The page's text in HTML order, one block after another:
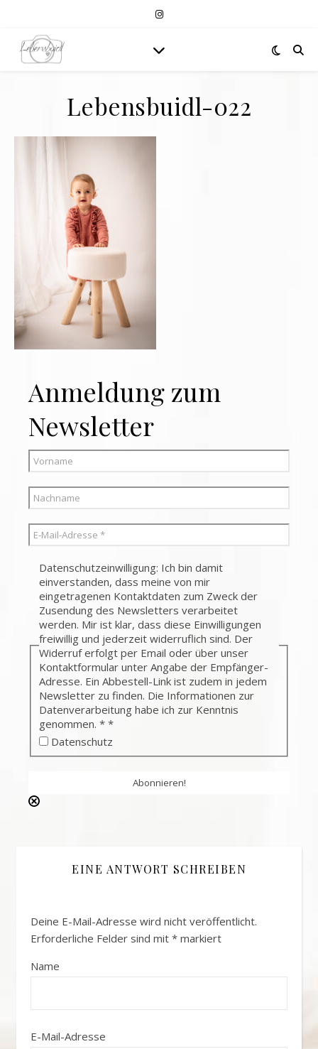
Lebensbuidl-022
Anmeldung zum
Newsletter
Datenschutzeinwilligung: Ich bin damit
einverstanden, dass meine von mir
eingetragenen Kontaktdaten zum Zweck der
Zusendung des Newsletters verarbeitet
werden. Mir ist klar, dass diese Einwilligungen
freiwillig und jederzeit widerruflich sind. Der
Widerruf erfolgt per Email oder über unser
Kontaktformular unter Angabe der Empfänger-
Adresse. Ein Abbestell-Link ist zudem in jedem
Newsletter zu finden. Die Informationen zur
Datenverarbeitung habe ich zur Kenntnis
genommen. **
Datenschutz
EINE ANTWORT SCHREIBEN
Deine E-Mail-Adresse wird nicht veröffentlicht.
Erforderliche Felder sind mit * markiert
Name
E-Mail-Adresse